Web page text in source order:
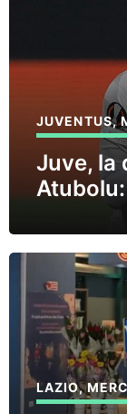
JUVENTUS,
Juve, la
LAZIO,